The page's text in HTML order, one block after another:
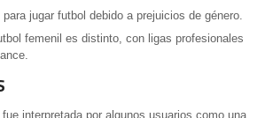
jugar futbol debido a prejuicios de género.
femenil es distinto, con ligas profesionales
interpretada por algunos usuarios como una